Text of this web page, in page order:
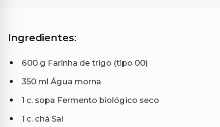
Ingredientes:
600 g Farinha de trigo (tipo 00)
350 ml Água morna
1 c. sopa Fermento biológico seco
1 c. chá Sal